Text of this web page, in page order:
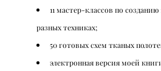
11 мастер-классов по созданию
разных техниках;
50 готовых схем тканых
электронная версия моей